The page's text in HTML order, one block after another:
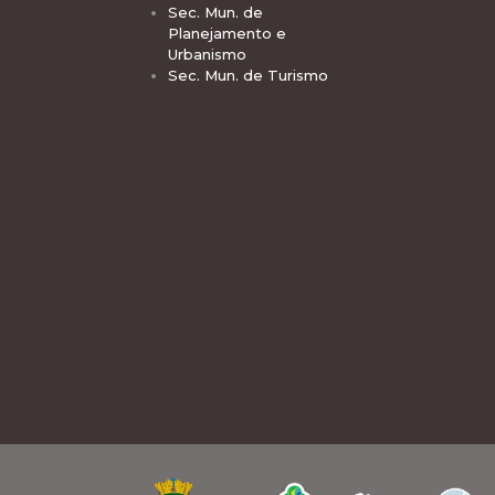
Sec. Mun. de
Planejamento e
Urbanismo
Sec. Mun. de Turismo